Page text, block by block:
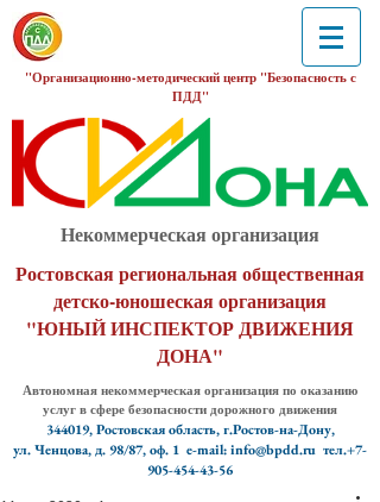
"Организационно-методический центр "Безопасность с
ПДД"
Некоммерческая организация
Ростовская региональная общественная
детско-юношеская организация
"ЮНЫЙ ИНСПЕКТОР ДВИЖЕНИЯ
ДОНА"
Автономная некоммерческая организация по оказанию
услуг в сфере безопасности дорожного движения
344019, Ростовская область, г.Ростов-на-Дону,
ул. Ченцова, д. 98/87, оф. 1 e-mail: info@bpdd.ru тел.+7-
905-454-43-56